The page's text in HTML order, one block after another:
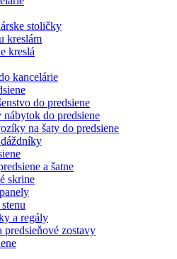
stoličky
kreslám
kreslá
kancelárie
do predsiene
do predsiene
na šaty do predsiene
a šatne
skrine
a regály
predsieňové zostavy